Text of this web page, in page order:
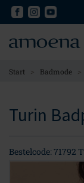
Skip
content
Skip
content
Start > Badmode >
Turin
Bestelcode: 71792